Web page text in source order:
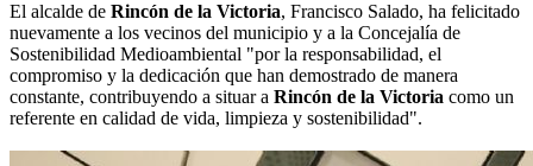
El alcalde de Rincón de la Victoria, Francisco Salado, ha felicitado
nuevamente a los vecinos del municipio y a la Concejalía de
Sostenibilidad Medioambiental "por la responsabilidad, el
compromiso y la dedicación que han demostrado de manera
constante, contribuyendo a situar a Rincón de la Victoria como un
referente en calidad de vida, limpieza y sostenibilidad".